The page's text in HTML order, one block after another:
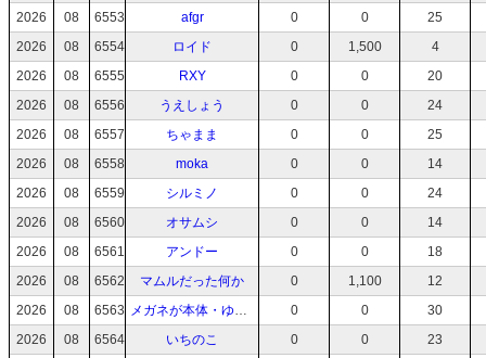
2026
08 6553 afgr 0 0
25
2026
08 6554 ロイド 0 1,500
4
2026
08 6555 RXY 0 0
20
2026
08 6556 うえしょう 0 0
24
2026
08 6557 ちゃまま 0 0
25
2026
08 6558 moka 0 0
14
2026
08 6559 シルミノ 0 0
24
2026
08 6560 オサムシ 0 0
14
2026
08 6561 アンドー 0 0
18
2026
08 6562 マムルだった何か 0 1,100
12
2026
08 6563 メガネが本体・ゆりえさん 0 0
30
2026
08 6564 いちのこ 0 0
23